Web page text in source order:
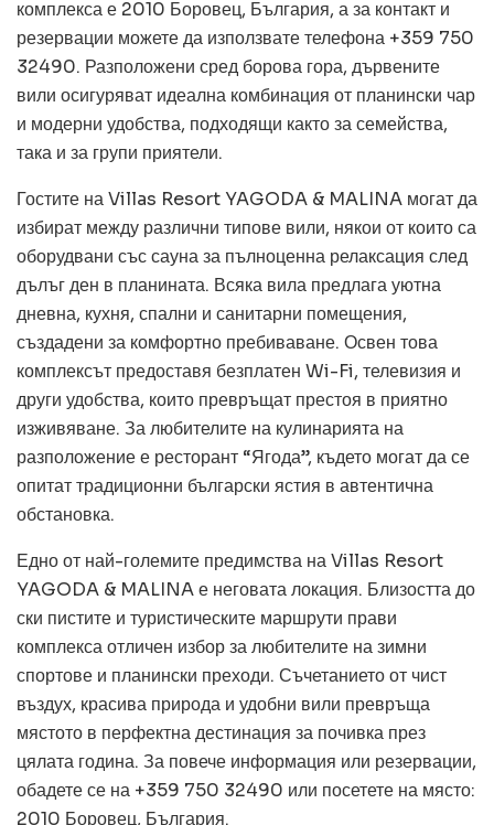
комплекса е 2010 Боровец, България, а за контакт и
резервации можете да използвате телефона +359 750
32490. Разположени сред борова гора, дървените
вили осигуряват идеална комбинация от планински чар
и модерни удобства, подходящи както за семейства,
така и за групи приятели.
Гостите на Villas Resort YAGODA & MALINA могат да
избират между различни типове вили, някои от които са
оборудвани със сауна за пълноценна релаксация след
дълъг ден в планината. Всяка вила предлага уютна
дневна, кухня, спални и санитарни помещения,
създадени за комфортно пребиваване. Освен това
комплексът предоставя безплатен Wi-Fi, телевизия и
други удобства, които превръщат престоя в приятно
изживяване. За любителите на кулинарията на
разположение е ресторант “Ягода”, където могат да се
опитат традиционни български ястия в автентична
обстановка.
Едно от най-големите предимства на Villas Resort
YAGODA & MALINA е неговата локация. Близостта до
ски пистите и туристическите маршрути прави
комплекса отличен избор за любителите на зимни
спортове и планински преходи. Съчетанието от чист
въздух, красива природа и удобни вили превръща
мястото в перфектна дестинация за почивка през
цялата година. За повече информация или резервации,
обадете се на +359 750 32490 или посетете на място:
2010 Боровец, България.
ОБЩИ